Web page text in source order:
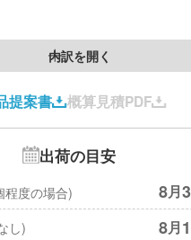
道・沖縄・離島 別途
※上記小計は
内訳を開く
提案書 概算見積PDF
出荷の目安
程度の場合) 8月
し) 8月